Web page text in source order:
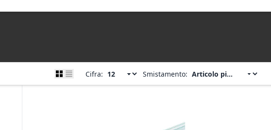
Cifra: Smistamento: